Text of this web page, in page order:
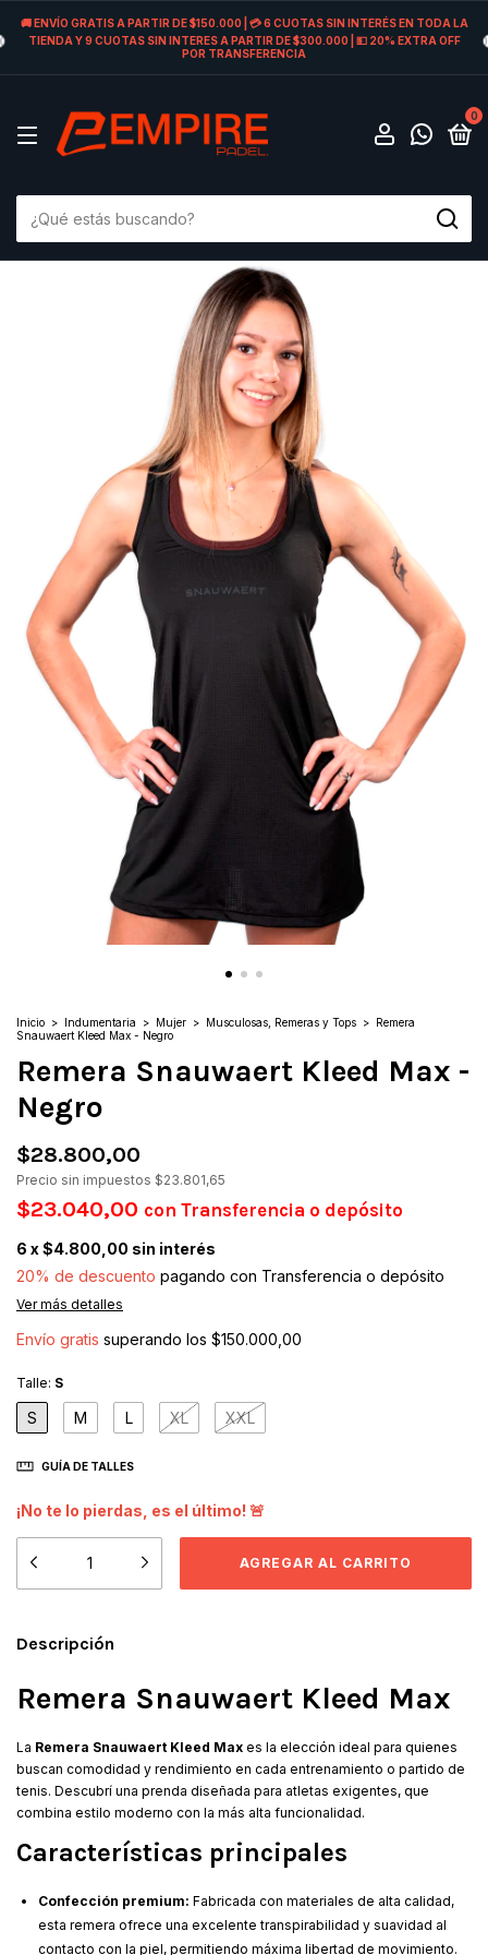
🚚 ENVÍO GRATIS A PARTIR DE $150.000 | 💳 6 CUOTAS SIN INTERÉS EN TODA LA
TIENDA Y 9 CUOTAS SIN INTERES A PARTIR DE $300.000 | 💵 20% EXTRA OFF
POR TRANSFERENCIA
0
Inicio > Indumentaria > Mujer > Musculosas, Remeras y Tops > Remera
Snauwaert Kleed Max - Negro
Remera Snauwaert Kleed Max -
Negro
$28.800,00
Precio sin impuestos $23.801,65
$23.040,00 con Transferencia o depósito
6 x$4.800,00 sin interés
20% de descuento pagando con Transferencia o depósito
Ver más detalles
Envío gratis superando los $150.000,00
Talle: S
S M L XL XXL
GUÍA DE TALLES
¡No te lo pierdas, es el último! 🚨
Descripción
Remera Snauwaert Kleed Max
La Remera Snauwaert Kleed Max es la elección ideal para quienes
buscan comodidad y rendimiento en cada entrenamiento o partido de
tenis. Descubrí una prenda diseñada para atletas exigentes, que
combina estilo moderno con la más alta funcionalidad.
Características principales
Confección premium: Fabricada con materiales de alta calidad,
esta remera ofrece una excelente transpirabilidad y suavidad al
contacto con la piel, permitiendo máxima libertad de movimiento.